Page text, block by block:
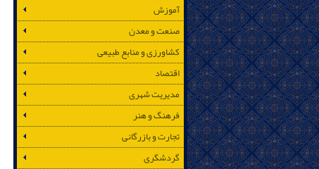
آموزش
صنعت و معدن
کشاورزی و منابع طبیعی
اقتصاد
مدیریت شهری
فرهنگ و هنر
تجارت و بازرگانی
گردشگری